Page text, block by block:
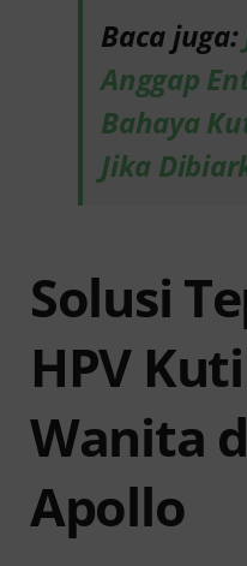
Baca juga:
Anggap
Bahaya
Jika
Solusi
HPV
Wanita
Apollo